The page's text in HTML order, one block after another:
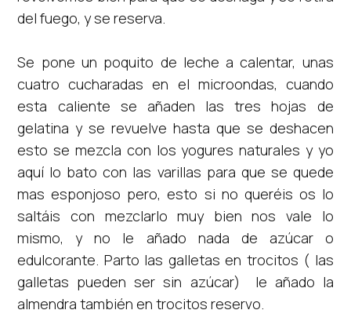
del fuego, y se reserva.
Se pone un poquito de leche a calentar, unas
cuatro cucharadas en el microondas, cuando
esta caliente se añaden las tres hojas de
gelatina y se revuelve hasta que se deshacen
esto se mezcla con los yogures naturales y yo
aquí lo bato con las varillas para que se quede
mas esponjoso pero, esto si no queréis os lo
saltáis con mezclarlo muy bien nos vale lo
mismo, y no le añado nada de azúcar o
edulcorante. Parto las galletas en trocitos ( las
galletas pueden ser sin azúcar) le añado la
almendra también en trocitos reservo.